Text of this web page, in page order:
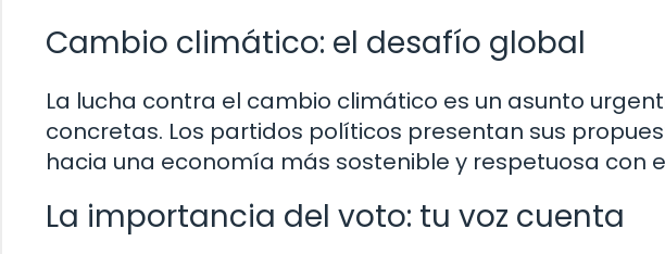
Cambio climático: el desafío global
La lucha contra el cambio climático es un asunto
concretas. Los partidos políticos presentan sus
hacia una economía más sostenible y respetuosa con
La importancia del voto: tu voz cuenta